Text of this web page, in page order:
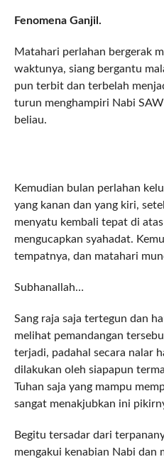
Fenomena Ganjil.
Matahari perlahan bergerak
waktunya, siang bergantu
pun terbit dan terbelah
turun menghampiri Nabi
beliau.
Kemudian bulan perlahan
yang kanan dan yang kiri,
menyatu kembali tepat di
mengucapkan syahadat.
tempatnya, dan matahari
Subhanallah…
Sang raja saja tertegun dan
melihat pemandangan
terjadi, padahal secara nalar
dilakukan oleh siapapun
Tuhan saja yang mampu
sangat menakjubkan ini
Begitu tersadar dari
mengakui kenabian Nabi dan